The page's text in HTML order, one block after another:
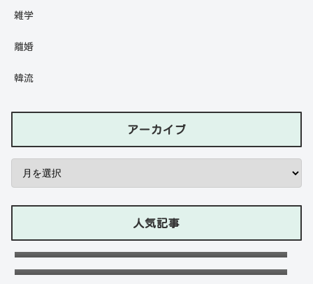
雑学
離婚
韓流
アーカイブ
人気記事
石川ケニーは父と兄は野球選手で母親はアメ
リカ人のハーフ！7人大家族！
Lazの彼女や身長に大学・年齢は？イケメン
プロゲーマーの経歴！【ZETA】
竹下パラダイスだーご本名や年齢に身長は？
恋愛対象やイケメンかも調査！
可愛い政田夢乃選手に彼氏の存在が気にな